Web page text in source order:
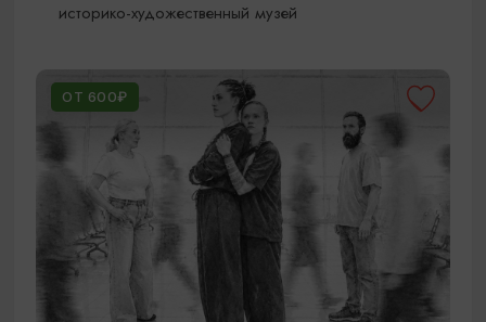
историко-художественный музей
ОТ 600₽